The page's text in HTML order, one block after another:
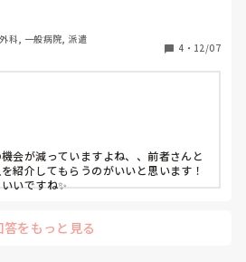
機会があったのですが家族大好き
トーク丸投げ女性等なかなか良い方
婚したいのですがどう出会っていけ
いです。
科, 一般病院, 派遣
4 ・ 12/07
会が減っていますよね、、前者さんと
紹介してもらうのがいいと思います！
いですね✨
答をもっと見る